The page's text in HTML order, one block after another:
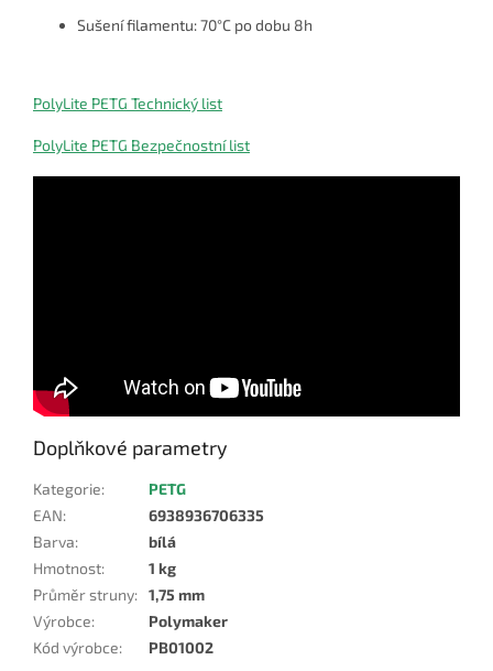
Sušení filamentu: 70°C po dobu 8h
PolyLite PETG Technický list
PolyLite PETG Bezpečnostní list
Doplňkové parametry
Kategorie:
PETG
EAN:
6938936706335
Barva:
bílá
Hmotnost:
1 kg
Průměr struny: 1,75 mm
Výrobce:
Polymaker
Kód výrobce: PB01002